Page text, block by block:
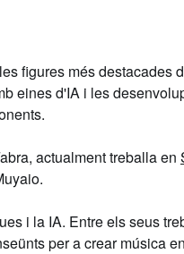
figures més destacades
eines d'IA i les
actualment treballa en
.
i la IA. Entre els seus
per a crear música